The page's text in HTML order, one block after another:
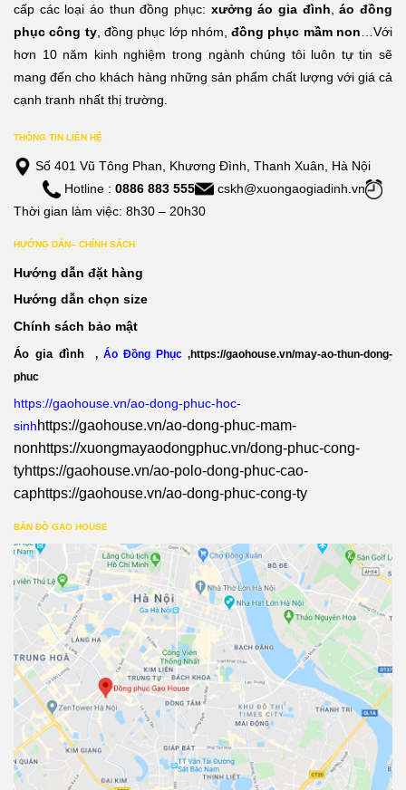
cấp các loại áo thun đồng phục: xưởng áo gia đình ,áo đồng
phục công ty, đồng phục lớp nhóm,đồng phục mầm non …Với
hơn 10 năm kinh nghiệm trong ngành chúng tôi luôn tự tin sẽ
mang đến cho khách hàng những sản phẩm chất lượng với giá cả
cạnh tranh nhất thị trường.
THÔNG TIN LIÊN HỆ
Số 401 Vũ Tông Phan, Khương Đình, Thanh Xuân, Hà Nội
Hotline : 0886 883 555
cskh@xuongaogiadinh.vn
Thời gian làm việc: 8h30 – 20h30
HƯỚNG DẪN– CHÍNH SÁCH
Hướng dẫn đặt hàng
Hướng dẫn chọn size
Chính sách bảo mật
Áo gia đình , Áo Đồng Phục ,https://gaohouse.vn/may-ao-thun-dong-
phuc
https://gaohouse.vn/ao-dong-phuc-hoc-
sinhhttps://gaohouse.vn/ao-dong-phuc-mam-
nonhttps://xuongmayaodongphuc.vn/dong-phuc-cong-
tyhttps://gaohouse.vn/ao-polo-dong-phuc-cao-
caphttps://gaohouse.vn/ao-dong-phuc-cong-ty
BẢN ĐỒ GẠO HOUSE